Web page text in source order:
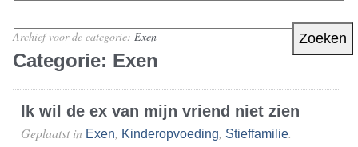
naar:
Archief voor de categorie: Exen
Categorie: Exen
Ik wil de ex van mijn vriend niet zien
Geplaatst in Exen, Kinderopvoeding, Stieffamilie.